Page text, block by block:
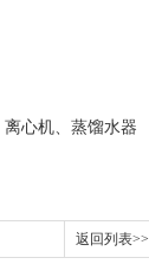
心机、蒸馏水器
返回列表>>